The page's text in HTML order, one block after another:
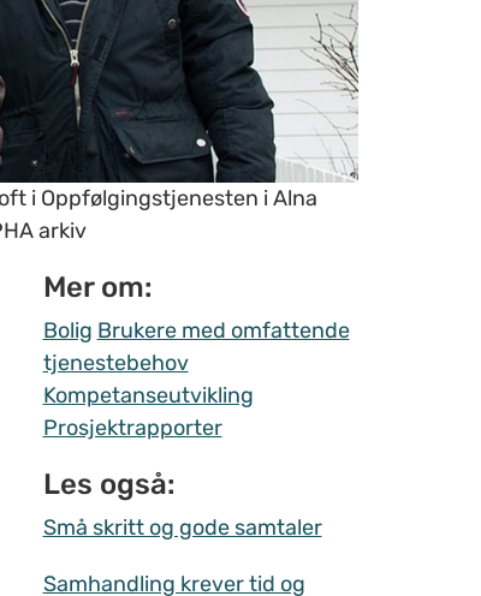
i Oppfølgingstjenesten i Alna
arkiv
Mer om:
Bolig Brukere med omfattende
tjenestebehov
Kompetanseutvikling
Prosjektrapporter
Les også:
Små skritt og gode samtaler
Samhandling krever tid og